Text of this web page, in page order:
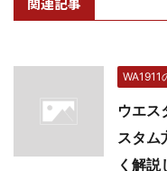
WA1911
ウエス
スタム
く解説